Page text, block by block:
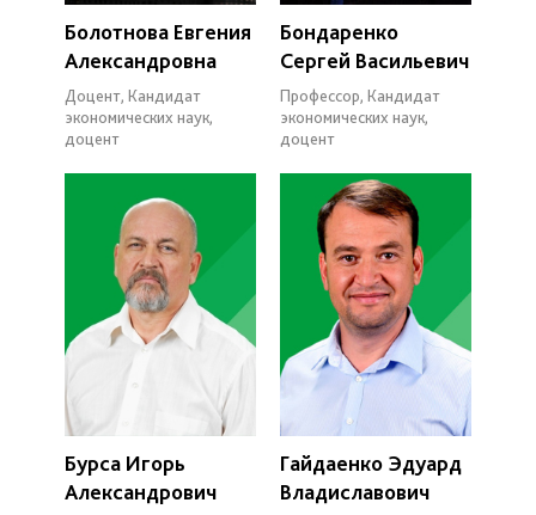
Болотнова Евгения
Александровна
Доцент, Кандидат
экономических наук,
доцент
Бондаренко
Сергей Васильевич
Профессор, Кандидат
экономических наук,
доцент
Бурса Игорь
Александрович
Гайдаенко Эдуард
Владиславович